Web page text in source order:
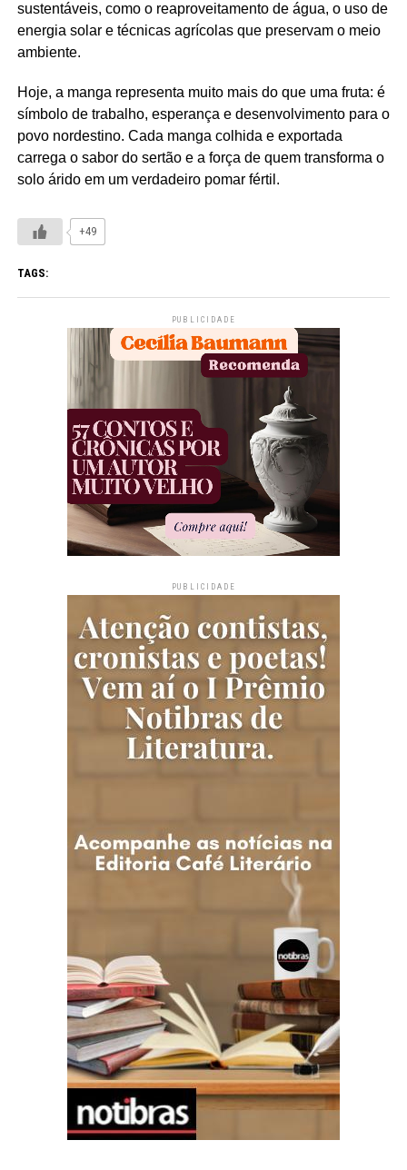
sustentáveis, como o reaproveitamento de água, o uso de
energia solar e técnicas agrícolas que preservam o meio
ambiente.
Hoje, a manga representa muito mais do que uma fruta: é
símbolo de trabalho, esperança e desenvolvimento para o
povo nordestino. Cada manga colhida e exportada
carrega o sabor do sertão e a força de quem transforma o
solo árido em um verdadeiro pomar fértil.
+49
TAGS:
PUBLICIDADE
PUBLICIDADE